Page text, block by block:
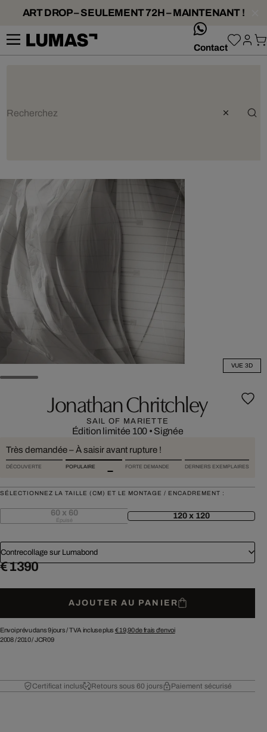
ART DROP – SEULEMENT 72H – MAINTENANT !
Contact
VUE 3D
Jonathan Chritchley
SAIL OF MARIETTE
Édition limitée 100 • Signée
Très demandée – À saisir avant rupture !
DÉCOUVERTE POPULAIRE FORTE DEMANDE DERNIERS EXEMPLAIRES
SÉLECTIONNEZ LA TAILLE (CM) ET LE MONTAGE / ENCADREMENT :
60 x 60
Épuisé 120 x 120
Contrecollage sur Lumabond
€ 1 390
AJOUTER AU PANIER
Envoi prévu dans 9 jours /TVA incluse plus € 19,90de frais d'envoi
2008/2010/JCR09
Certificat inclus Retours sous 60 jours Paiement sécurisé